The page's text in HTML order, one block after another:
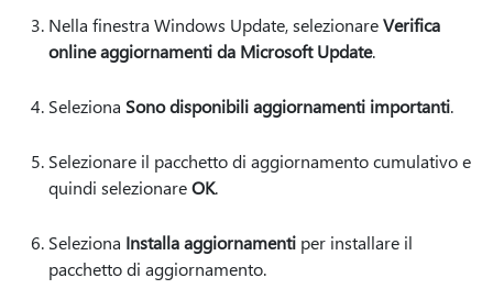
Nella finestra Windows Update, selezionareVerifica
online aggiornamenti da Microsoft Update.
Seleziona Sono disponibili aggiornamenti importanti.
Selezionare il pacchetto di aggiornamento cumulativo e
quindi selezionareOK.
Seleziona Installa aggiornamenti per installare il
pacchetto di aggiornamento.